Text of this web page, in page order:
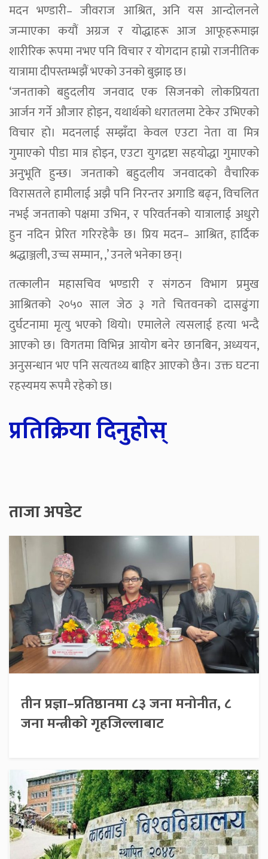
मदन भण्डारी– जीवराज आश्रित, अनि यस आन्दोलनले
जन्माएका कयौं अग्रज र योद्धाहरू आज आफूहरूमाझ
शारीरिक रूपमा नभए पनि विचार र योगदान हाम्रो राजनीतिक
यात्रामा दीपस्तम्भझैं भएको उनको बुझाइ छ।
‘जनताको बहुदलीय जनवाद एक सिजनको लोकप्रियता
आर्जन गर्ने औजार होइन, यथार्थको धरातलमा टेकेर उभिएको
विचार हो। मदनलाई सम्झँदा केवल एउटा नेता वा मित्र
गुमाएको पीडा मात्र होइन, एउटा युगद्रष्टा सहयोद्धा गुमाएको
अनुभूति हुन्छ। जनताको बहुदलीय जनवादको वैचारिक
विरासतले हामीलाई अझै पनि निरन्तर अगाडि बढ्न, विचलित
नभई जनताको पक्षमा उभिन, र परिवर्तनको यात्रालाई अधुरो
हुन नदिन प्रेरित गरिरहेकै छ। प्रिय मदन– आश्रित, हार्दिक
श्रद्धाञ्जली, उच्च सम्मान, ,’ उनले भनेका छन्।
तत्कालीन महासचिव भण्डारी र संगठन विभाग प्रमुख
आश्रितको २०५० साल जेठ ३ गते चितवनको दासढुंगा
दुर्घटनामा मृत्यु भएको थियो। एमालेले त्यसलाई हत्या भन्दै
आएको छ। विगतमा विभिन्न आयोग बनेर छानबिन, अध्ययन,
अनुसन्धान भए पनि सत्यतथ्य बाहिर आएको छैन। उक्त घटना
रहस्यमय रूपमै रहेको छ।
प्रतिक्रिया दिनुहोस्
ताजा अपडेट
तीन प्रज्ञा–प्रतिष्ठानमा ८३ जना मनोनीत, ८
जना मन्त्रीको गृहजिल्लाबाट